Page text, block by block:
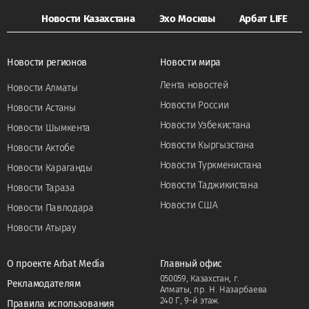
Новости Казахстана Эхо Москвы Арбат LIFE
Новости регионов
Новости Алматы
Новости Астаны
Новости Шымкента
Новости Актобе
Новости Караганды
Новости Тараза
Новости Павлодара
Новости Атырау
Новости мира
Лента новостей
Новости России
Новости Узбекистана
Новости Кыргызстана
Новости Туркменистана
Новости Таджикистана
Новости США
О проекте Arbat Media
Рекламодателям
Правила использования
Главный офис
050059, Казахстан, г.
Алматы, пр. Н. Назарбаева
240 Г, 9-й этаж.